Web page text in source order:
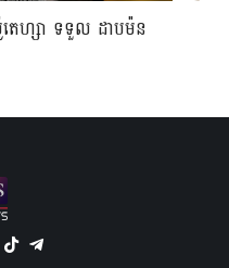
េហ្សា ទទួល ដាបម៉ន